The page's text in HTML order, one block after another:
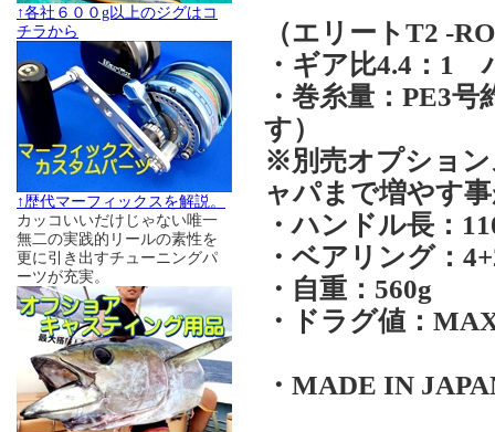
↑各社６００g以上のジグはコ
チラから
↑歴代マーフィックスを解説。
カッコいいだけじゃない唯一
無二の実践的リールの素性を
更に引き出すチューニングパ
ーツが充実。
（エリートT2 -
・ギア比4.4：1
・巻糸量：PE3
す）
※別売オプション
ャパまで増やす
・ハンドル長：
・ベアリング：
・自重：560g
・ドラグ値：
・MADE IN